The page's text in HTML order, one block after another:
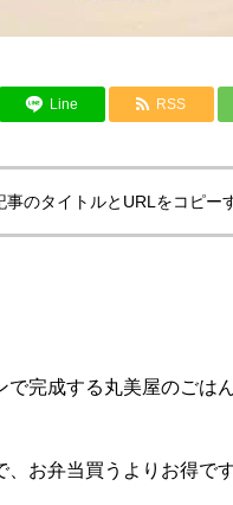
Line RSS
事のタイトルとURLをコピー
完成する丸美屋のごは
お弁当買うよりお得です